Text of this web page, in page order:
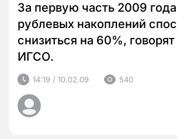
За первую часть 2009
рублевых накоплений
снизиться на 60%,
ИГСО.
14:19 / 10.02.09 540